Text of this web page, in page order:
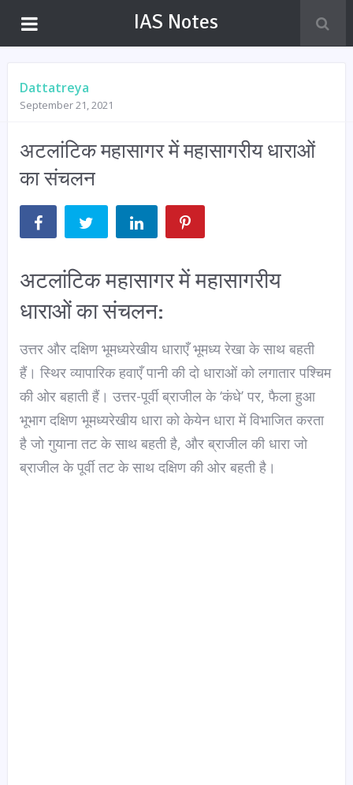
IAS Notes
Dattatreya
September 21, 2021
अटलांटिक महासागर में महासागरीय धाराओं
का संचलन
अटलांटिक महासागर में महासागरीय
धाराओं का संचलन:
उत्तर और दक्षिण भूमध्यरेखीय धाराएँ भूमध्य रेखा के साथ बहती
हैं। स्थिर व्यापारिक हवाएँ पानी की दो धाराओं को लगातार पश्चिम
की ओर बहाती हैं। उत्तर-पूर्वी ब्राजील के ‘कंधे’ पर, फैला हुआ
भूभाग दक्षिण भूमध्यरेखीय धारा को केयेन धारा में विभाजित करता
है जो गुयाना तट के साथ बहती है, और ब्राजील की धारा जो
ब्राजील के पूर्वी तट के साथ दक्षिण की ओर बहती है।